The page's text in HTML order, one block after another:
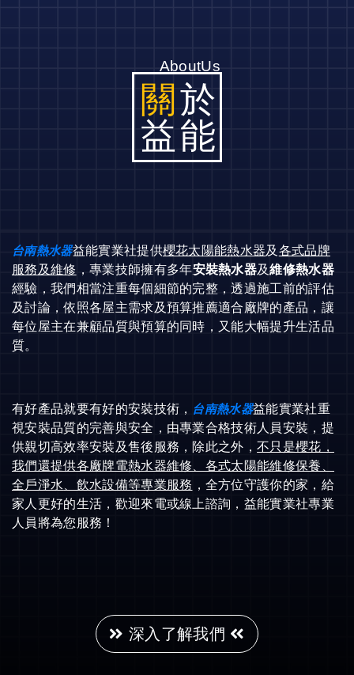
AboutUs
關 於
益能
台南熱水器益能實業社提供櫻花太陽能熱水器及 各式品牌
服務及維修 ，專業技師擁有多年安裝熱水器及維修熱水器
經驗，我們相當注重每個細節的完整，透過施工前的評估
及討論，依照各屋主需求及預算推薦適合廠牌的產品，讓
每位屋主在兼顧品質與預算的同時，又能大幅提升生活品
質。
有好產品就要有好的安裝技術， 台南熱水器益能實業社重
視安裝品質的完善與安全，由專業合格技術人員安裝，提
供親切高效率安裝及售後服務，除此之外，不只是櫻花，
我們還提供各廠牌電熱水器維修、各式太陽能維修保養、
全戶淨水 、飲水設備等專業服務 ，全方位守護你的家，給
家人更好的生活，歡迎來電或線上諮詢，益能實業社專業
人員將為您服務！
深入了解我們